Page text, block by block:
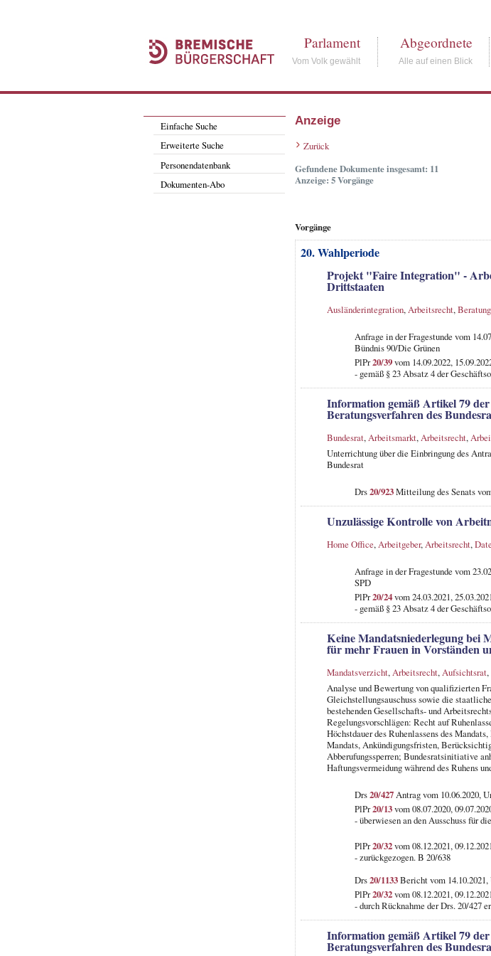
Parlament
Vom Volk gewählt
Abgeordnete
Alle auf einen Blick
Einfache Suche
Erweiterte Suche
Personendatenbank
Dokumenten-Abo
Anzeige
Zurück
Gefundene Dokumente insgesamt: 11
Anzeige: 5 Vorgänge
Vorgänge
20. Wahlperiode
Projekt "Faire Integration" -
Drittstaaten
Ausländerintegration,Arbeitsrecht,
Anfrage in der Fragestundevom
Bündnis 90/Die Grünen
PlPr20/39vom 14.09.2022,
- gemäß § 23 Absatz 4 der
Information gemäß Artikel 79 der
Beratungsverfahren des
Bundesrat,Arbeitsmarkt,Arbeitsrecht,
Unterrichtung über die Einbringung des
Bundesrat
Drs20/923Mitteilung des Senats
Unzulässige Kontrolle von
Home Office,Arbeitgeber,Arbeitsrecht,
Anfrage in der Fragestundevom
SPD
PlPr20/24vom 24.03.2021,
- gemäß § 23 Absatz 4 der
Keine Mandatsniederlegung bei
für mehr Frauen in Vorständen
Mandatsverzicht,Arbeitsrecht,Aufsichtsrat,
Analyse und Bewertung von qualifizierten
Gleichstellungsauschuss sowie die
bestehenden Gesellschafts- und
Regelungsvorschlägen: Recht auf
Höchstdauer des Ruhenlassens des
Mandats, Ankündigungsfristen,
Abberufungssperren; Bundesratsinitiative
Haftungsvermeidung während des Ruhens
Drs20/427Antrag vom 10.06.2020,
PlPr20/13vom 08.07.2020,
- überwiesen an den Ausschuss für
PlPr20/32vom 08.12.2021,
- zurückgezogen. B 20/638
Drs20/1133Bericht vom
PlPr20/32vom 08.12.2021,
- durch Rücknahme der Drs. 20/427
Information gemäß Artikel 79 der
Beratungsverfahren des